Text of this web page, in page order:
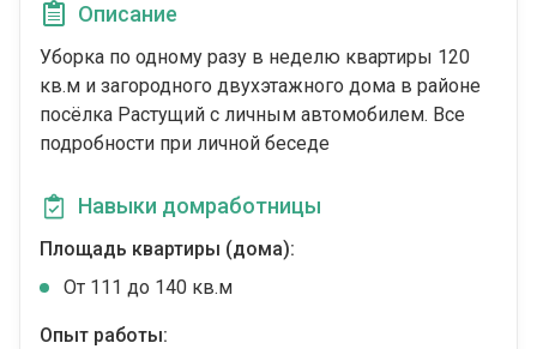
Описание
Уборка по одному разу в неделю квартиры 120
кв.м и загородного двухэтажного дома в районе
посёлка Растущий с личным автомобилем. Все
подробности при личной беседе
Навыки домработницы
Площадь квартиры (дома):
От 111 до 140 кв.м
Опыт работы: